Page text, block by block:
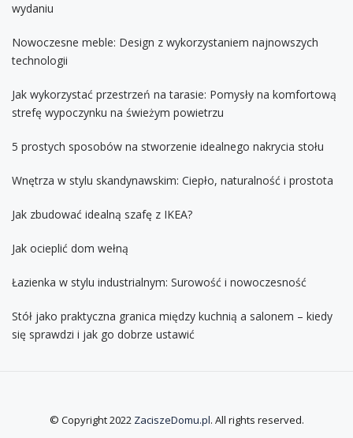
wydaniu
Nowoczesne meble: Design z wykorzystaniem najnowszych
technologii
Jak wykorzystać przestrzeń na tarasie: Pomysły na komfortową
strefę wypoczynku na świeżym powietrzu
5 prostych sposobów na stworzenie idealnego nakrycia stołu
Wnętrza w stylu skandynawskim: Ciepło, naturalność i prostota
Jak zbudować idealną szafę z IKEA?
Jak ocieplić dom wełną
Łazienka w stylu industrialnym: Surowość i nowoczesność
Stół jako praktyczna granica między kuchnią a salonem – kiedy
się sprawdzi i jak go dobrze ustawić
© Copyright 2022 ZaciszeDomu.pl. All rights reserved.